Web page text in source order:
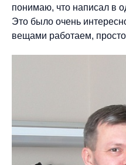
понимаю, что написал в
Это было очень
вещами работаем,